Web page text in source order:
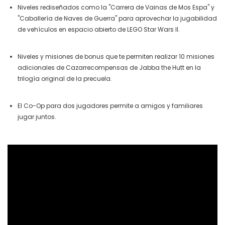
Niveles rediseñados como la "Carrera de Vainas de Mos Espa" y
"Caballería de Naves de Guerra" para aprovechar la jugabilidad
de vehículos en espacio abierto de LEGO Star Wars II.
Niveles y misiones de bonus que te permiten realizar 10 misiones
adicionales de Cazarrecompensas de Jabba the Hutt en la
trilogía original de la precuela.
El Co-Op para dos jugadores permite a amigos y familiares
jugar juntos.